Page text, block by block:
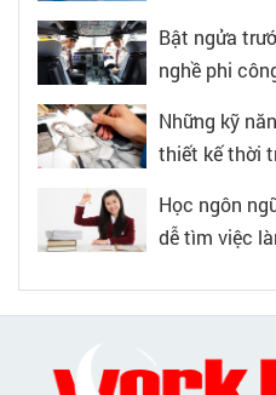
Bật ngửa
nghề phi
Những kỹ
thiết kế thời
Học ngôn
dễ tìm việc